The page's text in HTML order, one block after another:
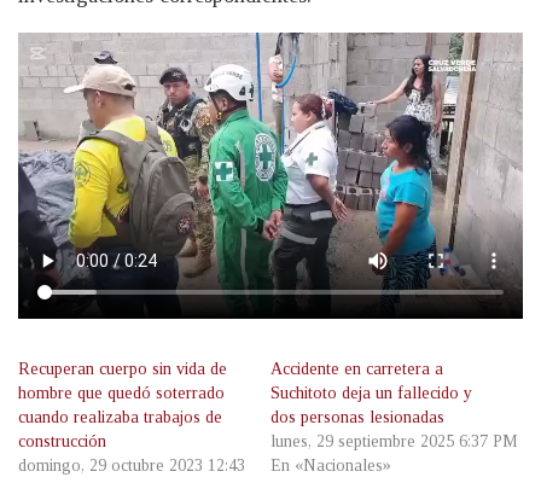
Recuperan cuerpo sin vida de
hombre que quedó soterrado
cuando realizaba trabajos de
construcción
domingo, 29 octubre 2023 12:43
Accidente en carretera a
Suchitoto deja un fallecido y
dos personas lesionadas
lunes, 29 septiembre 2025 6:37 PM
En «Nacionales»